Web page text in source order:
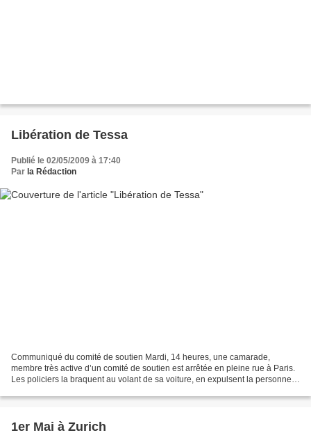
Libération de Tessa
Publié le 02/05/2009 à 17:40
Par la Rédaction
Communiqué du comité de soutien Mardi, 14 heures, une camarade,
membre très active d’un comité de soutien est arrêtée en pleine rue à Paris.
Les policiers la braquent au volant de sa voiture, en expulsent la personne
1er Mai à Zurich